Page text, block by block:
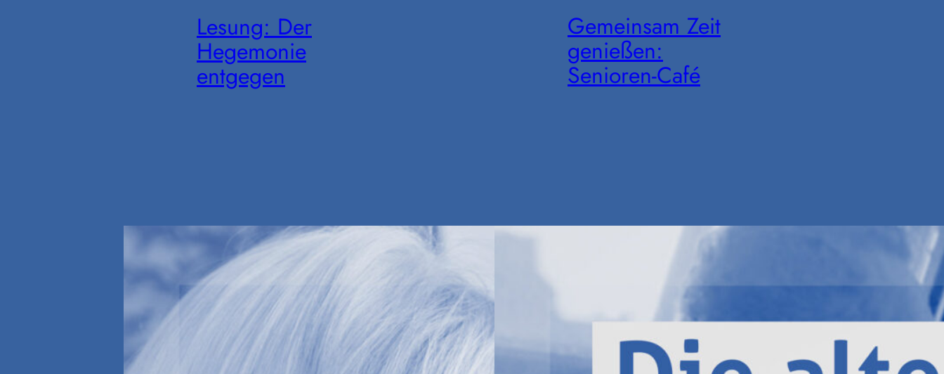
Lesung: Der
Hegemonie
entgegen
Gemeinsam Zeit
genießen:
Senioren-Café